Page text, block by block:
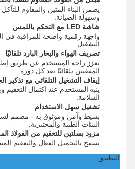
معقم أكسيد الإيثيلين
معقم الأدوية
غسالة ومطهر أوتوماتيكية
معدات CSSD
معدات معالجة المياه
خزانة تجفيف
معدات المختبر
يضمن البناء المتين والمقاوم
وسهولة الصيانة.
شاشة LED مع التحكم باللمس
واجهة رقمية واضحة للمراقبة في
التشغيل.
تصريف الهواء والبخار البارد تلقائيًا
يعزز راحة المستخدم عن طريق
المتبقيين تلقائيًا بعد كل دورة.
إيقاف التشغيل التلقائي مع تذكير
ينبه المستخدم عند اكتمال التعقيم
السلامة.
تشغيل سهل الاستخدام
بسيط وآمن وموثوق به - مصمم
البيئات الطبية والمختبرية.
مزود بسلتين للتعقيم من الفولاذ
يسمح بالتحميل الفعال والتعقيم